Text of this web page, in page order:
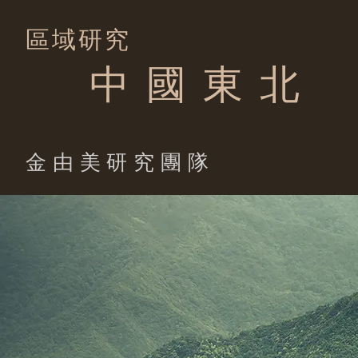
區域研究
中 國 東 北
​金由美研究團隊